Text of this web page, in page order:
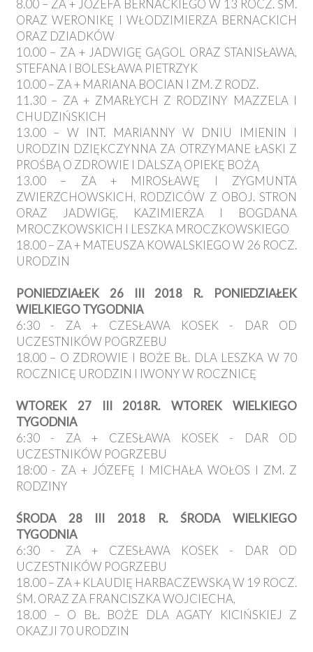
8.00 – ZA + JÓZEFA BERNACKIEGO W 13 ROCZ. ŚM.
ORAZ WERONIKĘ I WŁODZIMIERZA BERNACKICH
ORAZ DZIADKÓW
10.00 – ZA + JADWIGĘ GĄGOL ORAZ STANISŁAWA,
STEFANA I BOLESŁAWA PIETRZYK
10.00 – ZA + MARIANA BOCIAN I ZM. Z RODZ.
11.30 – ZA + ZMARŁYCH Z RODZINY MAZZELA I
CHUDZIŃSKICH
13.00 – W INT. MARIANNY W DNIU IMIENIN I
URODZIN DZIĘKCZYNNA ZA OTRZYMANE ŁASKI Z
PROŚBĄ O ZDROWIE I DALSZĄ OPIEKĘ BOŻĄ
13.00 – ZA + MIROSŁAWĘ I ZYGMUNTA
ZWIERZCHOWSKICH, RODZICÓW Z OBOJ. STRON
ORAZ JADWIGĘ, KAZIMIERZA I BOGDANA
MROCZKOWSKICH I LESZKA MROCZKOWSKIEGO
18.00 – ZA + MATEUSZA KOWALSKIEGO W 26 ROCZ.
URODZIN
PONIEDZIAŁEK 26 III 2018 R. PONIEDZIAŁEK
WIELKIEGO TYGODNIA
6:30 - ZA + CZESŁAWA KOSEK - DAR OD
UCZESTNIKÓW POGRZEBU
18.00 – O ZDROWIE I BOŻE BŁ. DLA LESZKA W 70
ROCZNICĘ URODZIN I IWONY W ROCZNICĘ
WTOREK 27 III 2018R. WTOREK WIELKIEGO
TYGODNIA
6:30 - ZA + CZESŁAWA KOSEK - DAR OD
UCZESTNIKÓW POGRZEBU
18:00 - ZA + JÓZEFĘ I MICHAŁA WOŁOS I ZM. Z
RODZINY
ŚRODA 28 III 2018 R. ŚRODA WIELKIEGO
TYGODNIA
6:30 - ZA + CZESŁAWA KOSEK - DAR OD
UCZESTNIKÓW POGRZEBU
18.00 – ZA + KLAUDIĘ HARBACZEWSKĄ W 19 ROCZ.
ŚM. ORAZ ZA FRANCISZKA WOJCIECHA,
18.00 – O BŁ. BOŻE DLA AGATY KICIŃSKIEJ Z
OKAZJI 70 URODZIN